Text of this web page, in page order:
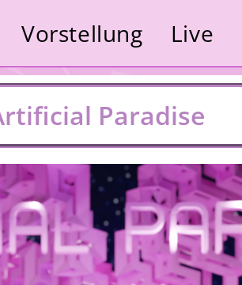
Vorstellung Live
Paradise